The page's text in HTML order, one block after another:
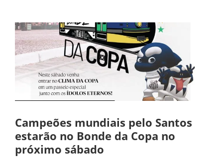
Campeões mundiais pelo Santos
estarão no Bonde da Copa no
próximo sábado